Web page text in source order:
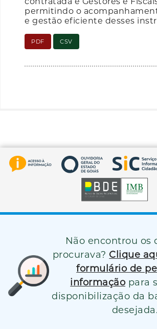
permitindo o
e gestão eficiente desses
PDF CSV
Não encontrou os
procurava? Clique
formulário de
informação para
disponibilização da
desejada.